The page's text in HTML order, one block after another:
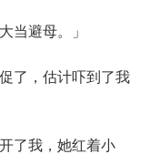
当避母。」
了，估计吓到了我
了我，她红着小